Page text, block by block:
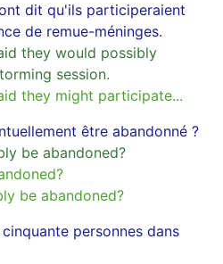
dit qu'ils participeraient
de remue-méninges.
they would possibly
session.
they might participate...
être abandonné ?
be abandoned?
be abandoned?
personnes dans